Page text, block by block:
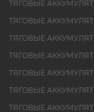
ТЯГОВЫЕ
ТЯГОВЫЕ
ТЯГОВЫЕ
ТЯГОВЫЕ
ТЯГОВЫЕ
ТЯГОВЫЕ
ТЯГОВЫЕ